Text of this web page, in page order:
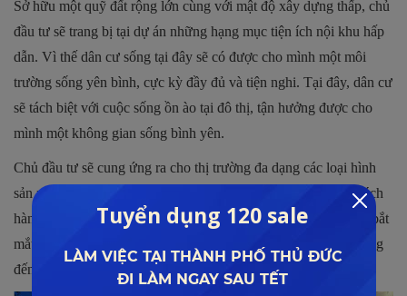
Sở hữu một quỹ đất rộng lớn cùng với mật độ xây dựng thấp, chủ
đầu tư sẽ trang bị tại dự án những hạng mục tiện ích nội khu hấp
dẫn. Vì thế dân cư sống tại đây sẽ có được cho mình một môi
trường sống yên bình, cực kỳ đầy đủ và tiện nghi. Tại đây, dân cư
sẽ tách biệt với cuộc sống ồn ào tại đô thị, tận hưởng được cho
mình một không gian sống bình yên.
Chủ đầu tư sẽ cung ứng ra cho thị trường đa dạng các loại hình
sản phẩm để đáp ứng được những nhu cầu khác nhau của khách
hàng. Các sản phẩm sẽ được thiết kế với phong cách hiện đại, bắt
mắt cùng sự hiện diện của nội thất thông minh, hứa hẹn sẽ mang
đến cho cộng đồng dân cư một nơi sống thoải mái nhất.